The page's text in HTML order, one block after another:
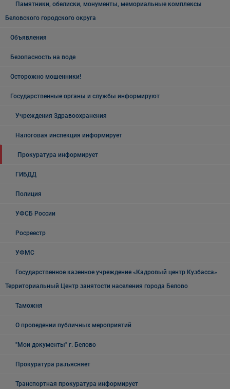
Памятники, обелиски, монументы, мемориальные комплексы
Беловского городского округа
Объявления
Безопасность на воде
Осторожно мошенники!
Государственные органы и службы информируют
Учреждения Здравоохранения
Налоговая инспекция информирует
Прокуратура информирует
ГИБДД
Полиция
УФСБ России
Росреестр
УФМС
Государственное казенное учреждение «Кадровый центр Кузбасса»
Территориальный Центр занятости населения города Белово
Таможня
О проведении публичных мероприятий
"Мои документы" г. Белово
Прокуратура разъясняет
Транспортная прокуратура информирует